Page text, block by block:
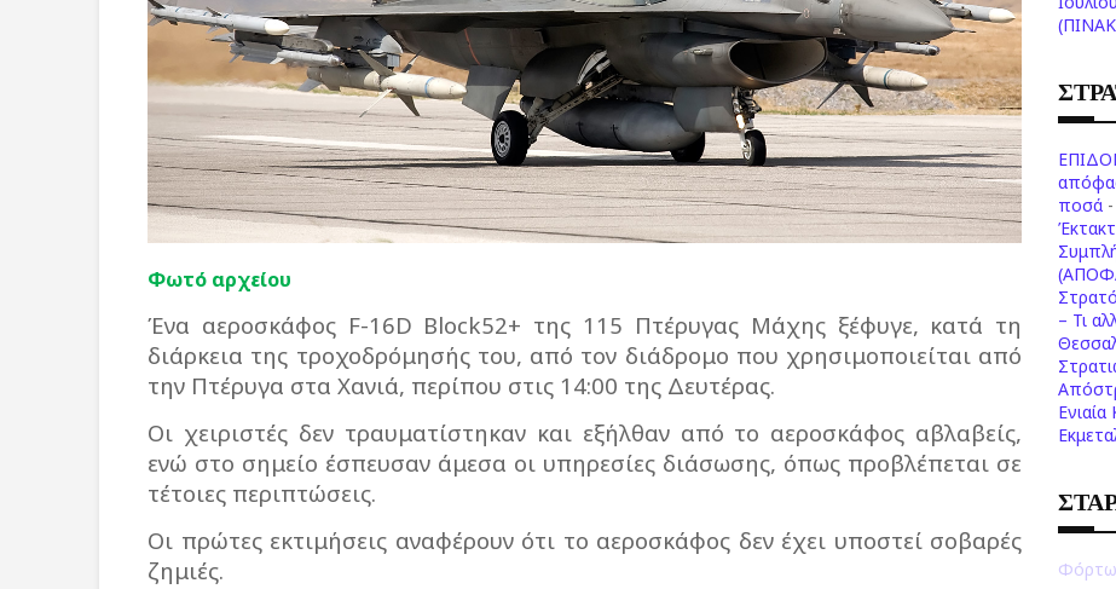
Φωτό αρχείου
Ένα αεροσκάφος F-16D Block52+ της 115 Πτέρυγας Μάχης ξέφυγε, κατά τη
διάρκεια της τροχοδρόμησής του, από τον διάδρομο που χρησιμοποιείται από
την Πτέρυγα στα Χανιά, περίπου στις 14:00 της Δευτέρας.
Οι χειριστές δεν τραυματίστηκαν και εξήλθαν από το αεροσκάφος αβλαβείς,
ενώ στο σημείο έσπευσαν άμεσα οι υπηρεσίες διάσωσης, όπως προβλέπεται σε
τέτοιες περιπτώσεις.
Οι πρώτες εκτιμήσεις αναφέρουν ότι το αεροσκάφος δεν έχει υποστεί σοβαρές
ζημιές.
ποσά
– Τι